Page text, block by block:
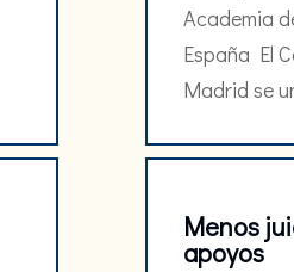
Academia
España El
Madrid se
Menos
apoyos